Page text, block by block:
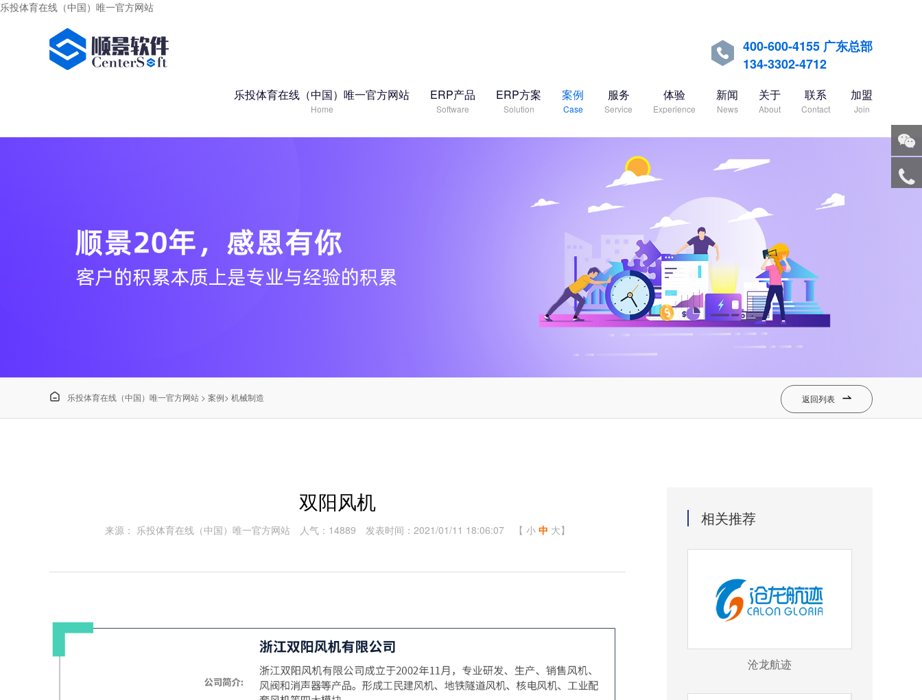
乐投体育在线（中国）唯一官方网站

400-600-4155 广东总部
134-3302-4712
乐投体育在线（中国）唯一官方网站
Home
ERP产品
Software
ERP方案
Solution
案例
Case
服务
Service
体验
Experience
新闻
News
关于
About
联系
Contact
加盟
Join
 乐投体育在线（中国）唯一官方网站 > 案例> 机械制造 返回列表 
双阳风机
来源： 乐投体育在线（中国）唯一官方网站 人气：14889 发表时间：2021/01/11 18:06:07 【 小 中 大】
相关推荐
沧龙航迹
微信